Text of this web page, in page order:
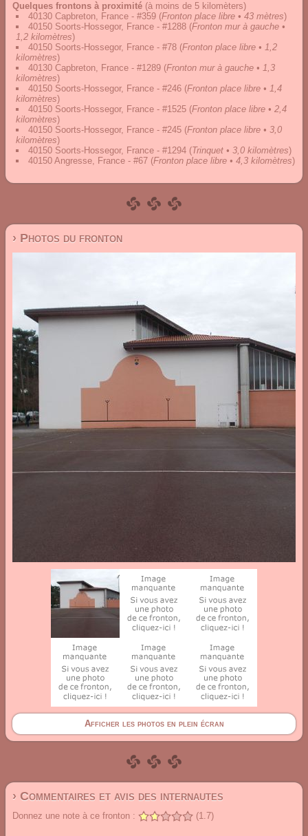
Quelques frontons à proximité (à moins de 5 kilomèters)
40130 Capbreton, France - #359 (Fronton place libre • 43 mètres)
40150 Soorts-Hossegor, France - #1288 (Fronton mur à gauche •
1,2 kilomètres)
40150 Soorts-Hossegor, France - #78 (Fronton place libre • 1,2
kilomètres)
40130 Capbreton, France - #1289 (Fronton mur à gauche • 1,3
kilomètres)
40150 Soorts-Hossegor, France - #246 (Fronton place libre • 1,4
kilomètres)
40150 Soorts-Hossegor, France - #1525 (Fronton place libre • 2,4
kilomètres)
40150 Soorts-Hossegor, France - #245 (Fronton place libre • 3,0
kilomètres)
40150 Soorts-Hossegor, France - #1294 (Trinquet • 3,0 kilomètres)
40150 Angresse, France - #67 (Fronton place libre • 4,3 kilomètres)
› Photos du fronton
Afficher les photos en plein écran
› Commentaires et avis des internautes
Donnez une note à ce fronton : (1.7)